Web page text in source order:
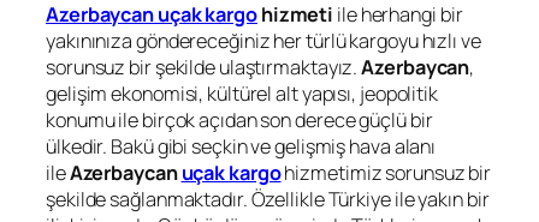
Azerbaycan uçak kargohizmeti ile herhangi bir
yakınınıza göndereceğiniz her türlü kargoyu hızlı ve
sorunsuz bir şekilde ulaştırmaktayız.Azerbaycan,
gelişim ekonomisi, kültürel alt yapısı, jeopolitik
konumu ile birçok açıdan son derece güçlü bir
ülkedir. Bakü gibi seçkin ve gelişmiş hava alanı
ileAzerbaycanuçak kargohizmetimiz sorunsuz bir
şekilde sağlanmaktadır. Özellikle Türkiye ile yakın bir